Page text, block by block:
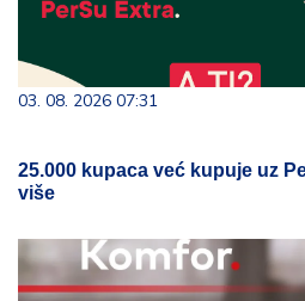
03. 08. 2026 07:31
25.000 kupaca već kupuje uz
više